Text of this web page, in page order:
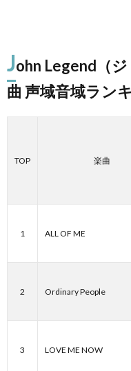
John Legend（
曲 声域音域ラン
TOP 楽曲
1 ALL OF ME
2 Ordinary People
3 LOVE ME NOW